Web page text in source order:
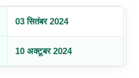
03 सितंबर 2024
10 अक्टूबर 2024